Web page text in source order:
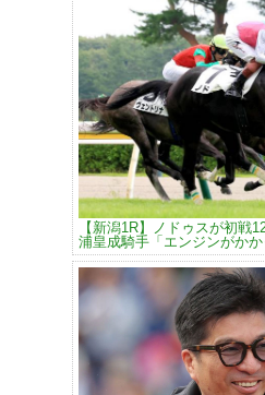
【新潟1R】ノドゥスが初
浦皇成騎手「エンジンがかか